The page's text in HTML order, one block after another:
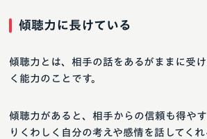
傾聴力に長けている
傾聴力とは、相手の話をあるがままに受
く能力のことです。
傾聴力があると、相手からの信頼も得や
りくわしく自分の考えや感情を話してくれ